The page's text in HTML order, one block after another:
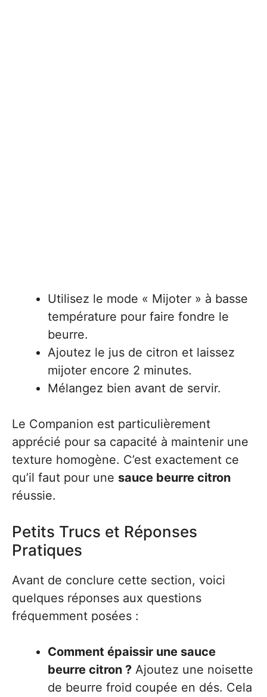
Utilisez le mode « Mijoter » à basse
température pour faire fondre le
beurre.
Ajoutez le jus de citron et laissez
mijoter encore 2 minutes.
Mélangez bien avant de servir.
Le Companion est particulièrement
apprécié pour sa capacité à maintenir une
texture homogène. C’est exactement ce
qu’il faut pour une sauce beurre citron
réussie.
Petits Trucs et Réponses
Pratiques
Avant de conclure cette section, voici
quelques réponses aux questions
fréquemment posées :
Comment épaissir une sauce
beurre citron ? Ajoutez une noisette
de beurre froid coupée en dés. Cela